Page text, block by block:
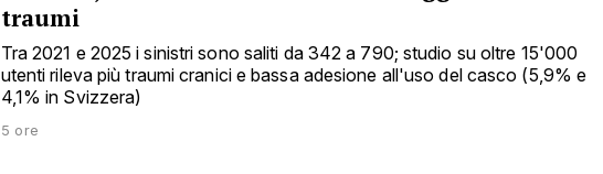
traumi
Tra 2021 e 2025 i sinistri sono saliti da 342 a 790; studio su oltre 15'000
utenti rileva più traumi cranici e bassa adesione all'uso del casco (5,9% e
4,1% in Svizzera)
5 ore